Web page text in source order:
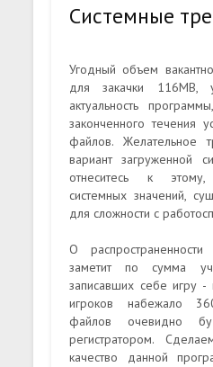
Системные
Угодный объем
для закачки 116MB,
актуальность
законченного течения
файлов. Желательное
вариант загруженной
отнеситесь к
системных значений,
для сложности с
О
заметит по сумма
записавших себе игру
игроков набежало
файлов очевидно
регистратором.
качество данной